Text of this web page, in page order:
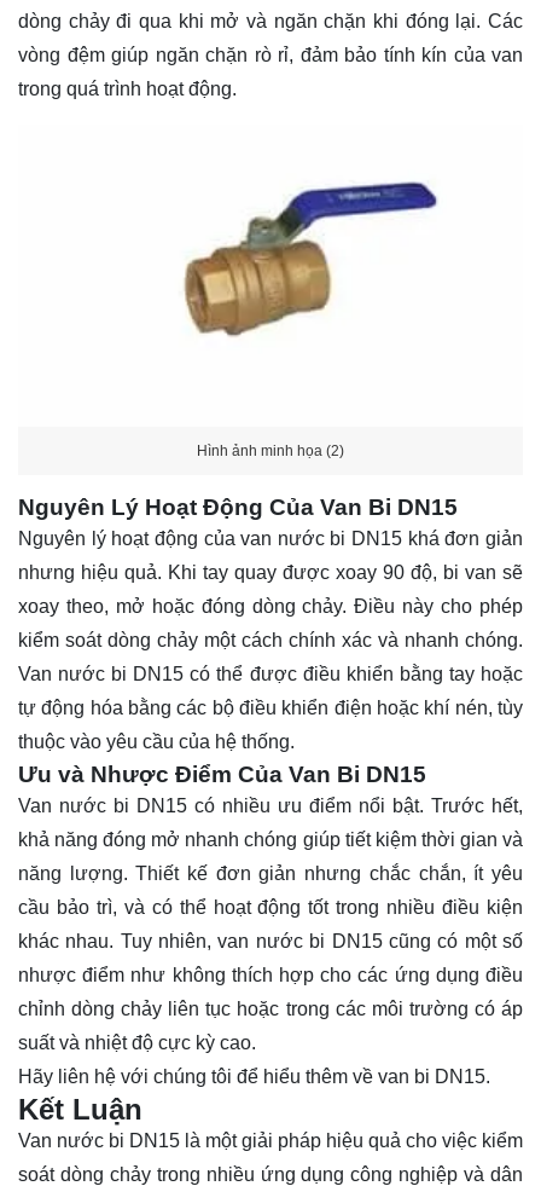
dòng chảy đi qua khi mở và ngăn chặn khi đóng lại. Các
vòng đệm giúp ngăn chặn rò rỉ, đảm bảo tính kín của van
trong quá trình hoạt động.
Hình ảnh minh họa (2)
Nguyên Lý Hoạt Động Của Van Bi DN15
Nguyên lý hoạt động của van nước bi DN15 khá đơn giản
nhưng hiệu quả. Khi tay quay được xoay 90 độ, bi van sẽ
xoay theo, mở hoặc đóng dòng chảy. Điều này cho phép
kiểm soát dòng chảy một cách chính xác và nhanh chóng.
Van nước bi DN15 có thể được điều khiển bằng tay hoặc
tự động hóa bằng các bộ điều khiển điện hoặc khí nén, tùy
thuộc vào yêu cầu của hệ thống.
Ưu và Nhược Điểm Của Van Bi DN15
Van nước bi DN15 có nhiều ưu điểm nổi bật. Trước hết,
khả năng đóng mở nhanh chóng giúp tiết kiệm thời gian và
năng lượng. Thiết kế đơn giản nhưng chắc chắn, ít yêu
cầu bảo trì, và có thể hoạt động tốt trong nhiều điều kiện
khác nhau. Tuy nhiên, van nước bi DN15 cũng có một số
nhược điểm như không thích hợp cho các ứng dụng điều
chỉnh dòng chảy liên tục hoặc trong các môi trường có áp
suất và nhiệt độ cực kỳ cao.
Hãy liên hệ với chúng tôi để hiểu thêm về van bi DN15.
Kết Luận
Van nước bi DN15 là một giải pháp hiệu quả cho việc kiểm
soát dòng chảy trong nhiều ứng dụng công nghiệp và dân